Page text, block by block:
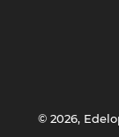
© 2026,